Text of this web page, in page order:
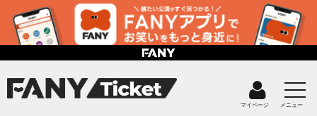
マイページ メニュー